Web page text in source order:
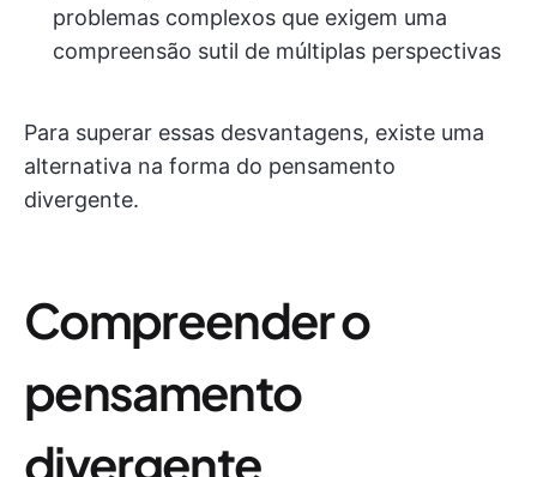
problemas complexos que exigem uma
compreensão sutil de múltiplas perspectivas
Para superar essas desvantagens, existe uma
alternativa na forma do pensamento
divergente.
Compreender o
pensamento
divergente